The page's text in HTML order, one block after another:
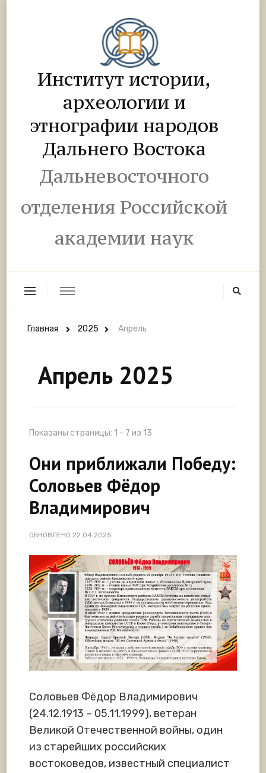
Институт истории,
археологии и
этнографии народов
Дальнего Востока
Дальневосточного
отделения Российской
академии наук
Главная 2025 Апрель
Апрель 2025
Показаны страницы: 1 - 7 из 13
Они приближали Победу:
Соловьев Фёдор
Владимирович
ОБНОВЛЕНО 22.04.2025
Соловьев Фёдор Владимирович
(24.12.1913 – 05.11.1999), ветеран
Великой Отечественной войны, один
из старейших российских
востоковедов, известный специалист